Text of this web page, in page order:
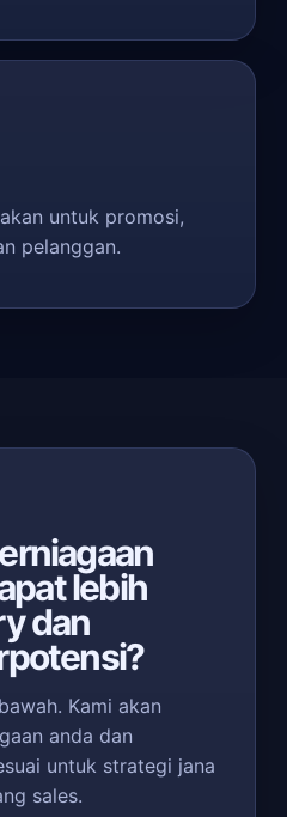
untuk promosi,
pelanggan.
lebih
dan
Kami akan
anda dan
untuk strategi jana
sales.